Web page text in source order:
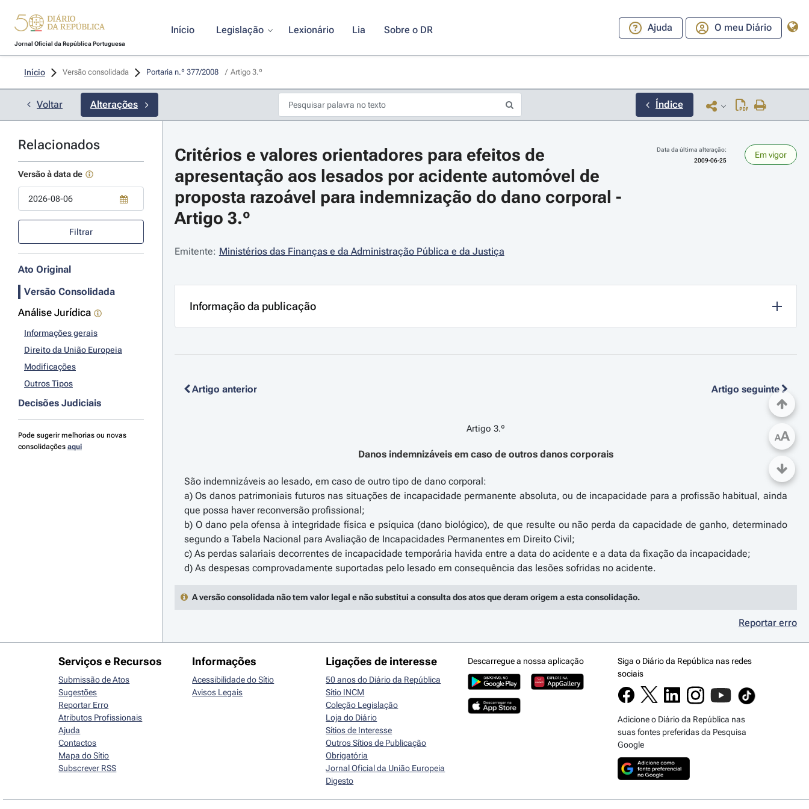
Jornal Oficial da República Portuguesa
Início Legislação Lexionário Lia Sobre o DR Ajuda O meu Diário
Início Versão consolidada Portaria n.º 377/2008 / Artigo 3.º
Voltar Alterações Índice
Relacionados
Versão à data de
Use a tecla de seta para baixo para abrir o calendário; Use as teclas de seta para navegar pelos dias do calendário; Use cmd ou ctrl + seta para a direita ou esquerda para navegar pelos meses; Use cmd ou ctrl +
Filtrar
Ato Original
Versão Consolidada
Análise Jurídica
Informações gerais
Direito da União Europeia
Modificações
Outros Tipos
Decisões Judiciais
Pode sugerir melhorias ou novas
consolidações aqui
Critérios e valores orientadores para efeitos de
apresentação aos lesados por acidente automóvel de
proposta razoável para indemnização do dano corporal -
Artigo 3.º
Data da última alteração:
2009-06-25
Em vigor
Emitente: Ministérios das Finanças e da Administração Pública e da Justiça
Informação da publicação
Artigo anterior Artigo seguinte
Artigo 3.º
Danos indemnizáveis em caso de outros danos corporais
São indemnizáveis ao lesado, em caso de outro tipo de dano corporal:
a) Os danos patrimoniais futuros nas situações de incapacidade permanente absoluta, ou de incapacidade para a profissão habitual, ainda
que possa haver reconversão profissional;
b) O dano pela ofensa à integridade física e psíquica (dano biológico), de que resulte ou não perda da capacidade de ganho, determinado
segundo a Tabela Nacional para Avaliação de Incapacidades Permanentes em Direito Civil;
c) As perdas salariais decorrentes de incapacidade temporária havida entre a data do acidente e a data da fixação da incapacidade;
A versão consolidada não tem valor legal e não substitui a consulta dos atos que deram origem a esta consolidação.
Reportar erro
AA
Serviços e Recursos
Submissão de Atos
Sugestões
Reportar Erro
Atributos Profissionais
Ajuda
Contactos
Mapa do Sítio
Subscrever RSS
Informações
Acessibilidade do Sítio
Avisos Legais
Ligações de interesse
50 anos do Diário da República
Sítio INCM
Coleção Legislação
Loja do Diário
Sítios de Interesse
Outros Sítios de Publicação
Obrigatória
Jornal Oficial da União Europeia
Digesto
Descarregue a nossa aplicação
Siga o Diário da República nas redes
sociais
Adicione o Diário da República nas
suas fontes preferidas da Pesquisa
Google